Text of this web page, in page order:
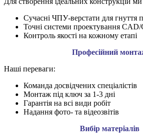
Сучасні ЧПУ-верстати для гнуття
Точні системи проектування
Контроль якості на кожному етапі
Професійний
Наші переваги:
Команда досвідчених спеціалістів
Монтаж під ключ за 1-3 дні
Гарантія на всі види робіт
Надання фото- та відеозвітів
Вибір матеріалів